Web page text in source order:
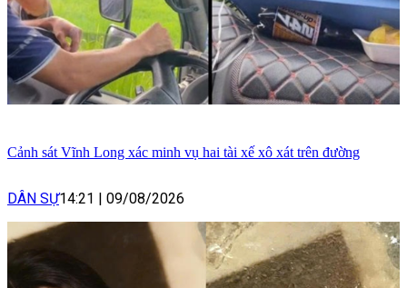
Cảnh sát Vĩnh Long xác minh vụ hai tài xế xô xát trên đường
DÂN SỰ14:21 09/08/2026